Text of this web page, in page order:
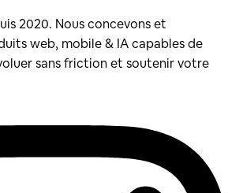
2020. Nous concevons et
web, mobile & IA capables de
sans friction et soutenir votre